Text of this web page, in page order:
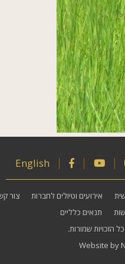
English
אירועים וטיולים לחברות
צור
תנאים כלליים
הזכויות שמורות.
Website by